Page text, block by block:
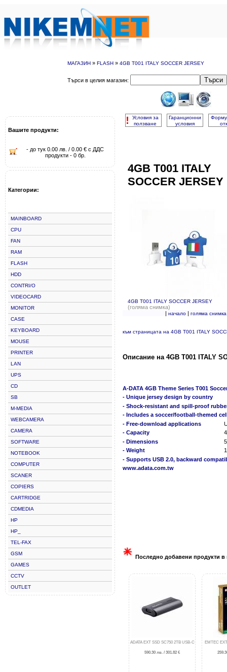
МАГАЗИН » FLASH » 4GB T001 ITALY SOCCER JERSEY
Търси в целия магазин: Търси
Вашите продукти:
- до тук 0.00 лв. / 0.00 € с ДДС
продукти - 0 бр.
Категории:
MAINBOARD
CPU
FAN
RAM
FLASH
HDD
CONTRI/O
VIDEOCARD
MONITOR
CASE
KEYBOARD
MOUSE
PRINTER
LAN
UPS
CD
SB
M-MEDIA
WEBCAMERA
CAMERA
SOFTWARE
NOTEBOOK
COMPUTER
SCANER
COPIERS
CARTRIDGE
CDMEDIA
HP
HP_
TEL-FAX
GSM
GAMES
CCTV
OUTLET
!
Условия за
ползване
Гаранционни
условия
4GB T001 ITALY
SOCCER JERSEY
4GB T001 ITALY SOCCER JERSEY
(голяма снимка)
| начало| голяма снимка
към страницата на 4GB T001 ITALY
Описание на 4GB T001 ITALY
A-DATA 4GB Theme Series T001
- Unique jersey design by country
- Shock-resistant and spill-proof
- Includes a soccer/football-themed
- Free-download applications
- Capacity
- Dimensions
- Weight
- Supports USB 2.0, backward
www.adata.com.tw
Последно добавени продукти в
ADATA EXT SSD SC750 2TB USB-C
590.30 лв. / 301.82 €
EMTEC